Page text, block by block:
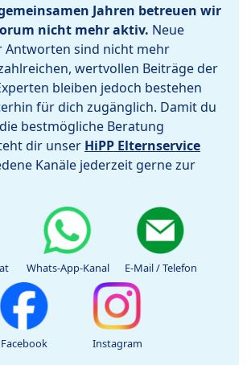
Jahren betreuen wir
nicht mehr aktiv. Neue
Antworten sind nicht mehr
wertvollen Beiträge der
bleiben jedoch bestehen
für dich zugänglich. Damit du
bestmögliche Beratung
dir unser HiPP Elternservice
Kanäle jederzeit gerne zur
Whats-App-Kanal E-Mail / Telefon
Facebook Instagram